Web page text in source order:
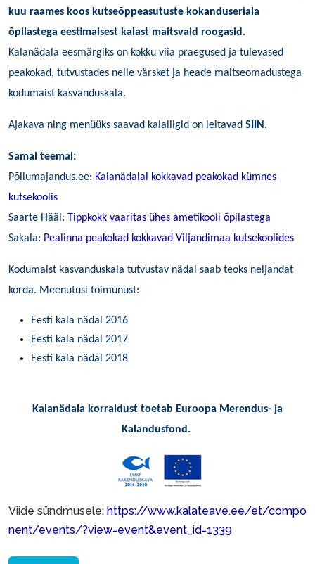
kuu raames koos kutseõppeasutuste kokanduseriala
õpilastega eestimaisest kalast maitsvaid roogasid.
Kalanädala eesmärgiks on kokku viia praegused ja tulevased
peakokad, tutvustades neile värsket ja heade maitseomadustega
kodumaist kasvanduskala.
Ajakava ning menüüks saavad kalaliigid on leitavad SIIN .
Samal teemal:
Põllumajandus.ee: Kalanädalal kokkavad peakokad kümnes
kutsekoolis
Saarte Hääl: Tippkokk vaaritas ühes ametikooli õpilastega
Sakala: Pealinna peakokad kokkavad Viljandimaa kutsekoolides
Kodumaist kasvanduskala tutvustav nädal saab teoks neljandat
korda. Meenutusi toimunust:
Eesti kala nädal 2016
Eesti kala nädal 2017
Eesti kala nädal 2018
Kalanädala korraldust toetab Euroopa Merendus- ja
Kalandusfond.
Viide sündmusele: https://www.kalateave.ee/et/compo
nent/events/?view=event&event_id=1339